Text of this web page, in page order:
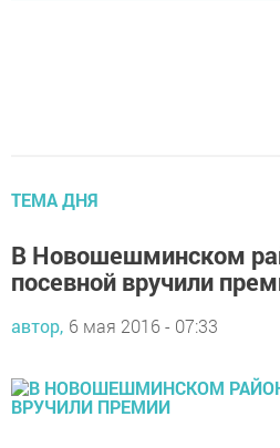
ТЕМА ДНЯ
В Новошешминском
посевной вручили
автор, 6 мая 2016 - 07:33